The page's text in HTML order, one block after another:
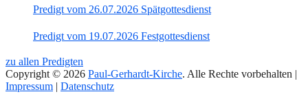
Predigt vom 26.07.2026 Spätgottesdienst
Predigt vom 19.07.2026 Festgottesdienst
zu allen Predigten
Copyright © 2026 Paul-Gerhardt-Kirche. Alle Rechte vorbehalten |
Impressum | Datenschutz